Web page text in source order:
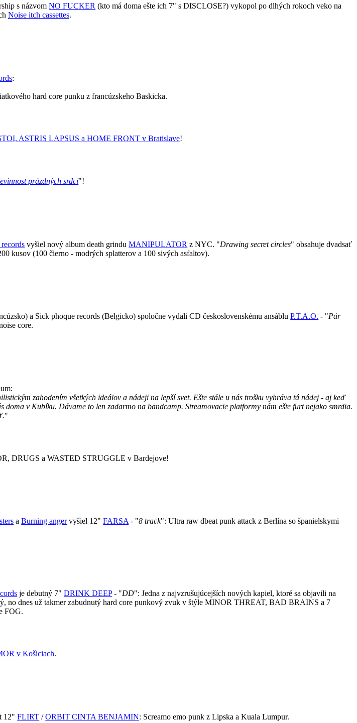
s názvomNO FUCKER (kto má doma ešte ich 7" s DISCLOSE?) vykopol po dlhých rokoch veko na
Noise itch cassettes.
:
hard core punku z francúzskeho Baskicka.
ASTRIS LAPSUS a HOME FRONT v Bratislave!
prázdných srdcí"!
vyšiel nový album death grinduMANIPULATOR z NYC. "Drawing secret circles" obsahuje dvadsať
kusov (100 čierno - modrých splatterov a 100 sivých asfaltov).
a Sick phoque records (Belgicko) spoločne vydali CD československému ansábluP.T.A.O. - "Pár
core.
zahodením všetkých ideálov a nádeji na lepší svet. Ešte stále u nás trošku vyhráva tá nádej - aj keď
v Kubíku. Dávame to len zadarmo na bandcamp. Streamovacie platformy nám ešte furt nejako smrdia.
"
DRUGS a WASTED STRUGGLE v Bardejove!
aBurning angervyšiel 12"FARSA - "8 track": Ultra raw dbeat punk attack z Berlína so španielskymi
je debutný 7"DRINK DEEP- "DD": Jedna z najvzrušujúcejších nových kapiel, ktoré sa objavili na
no dnes už takmer zabudnutý hard core punkový zvuk v štýle MINOR THREAT, BAD BRAINS a 7
FOG.
v Košiciach.
12"FLIRT /ORBIT CINTA BENJAMIN: Screamo emo punk z Lipska a Kuala Lumpur.